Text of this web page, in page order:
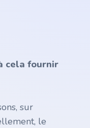
cela fournir
sur
le